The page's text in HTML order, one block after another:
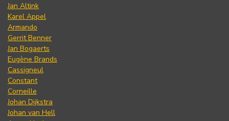
Jan Altink
Karel Appel
Armando
Gerrit Benner
Jan Bogaerts
Eugène Brands
Cassigneul
Constant
Corneille
Johan Dijkstra
Johan van Hell